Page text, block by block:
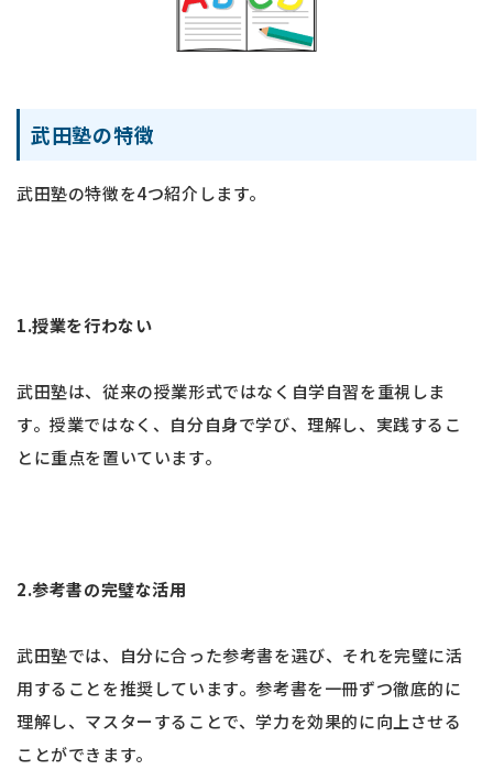
武田塾の特徴
武田塾の特徴を4つ紹介します。
1.授業を行わない
武田塾は、従来の授業形式ではなく自学自習を重視しま
す。授業ではなく、自分自身で学び、理解し、実践するこ
とに重点を置いています。
2.参考書の完璧な活用
武田塾では、自分に合った参考書を選び、それを完璧に活
用することを推奨しています。参考書を一冊ずつ徹底的に
理解し、マスターすることで、学力を効果的に向上させる
ことができます。